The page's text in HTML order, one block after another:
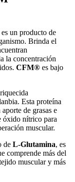
es un producto de
Brinda el
la concentración
CFM®es bajo
Esta proteína
de grasas e
óxido nítrico para
muscular.
de L-Glutamina, es
comprende más del
muscular y más